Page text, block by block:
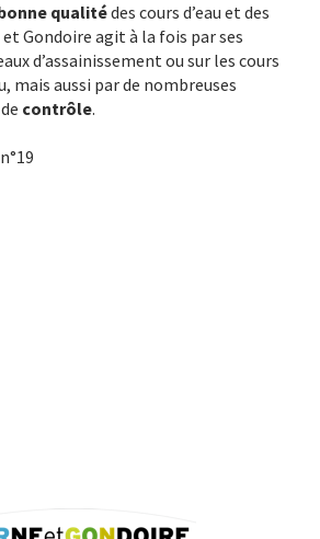
qualitédes cours d’eau et des
et Gondoire agit à la fois par ses
d’assainissement ou sur les cours
mais aussi par de nombreuses
contrôle.